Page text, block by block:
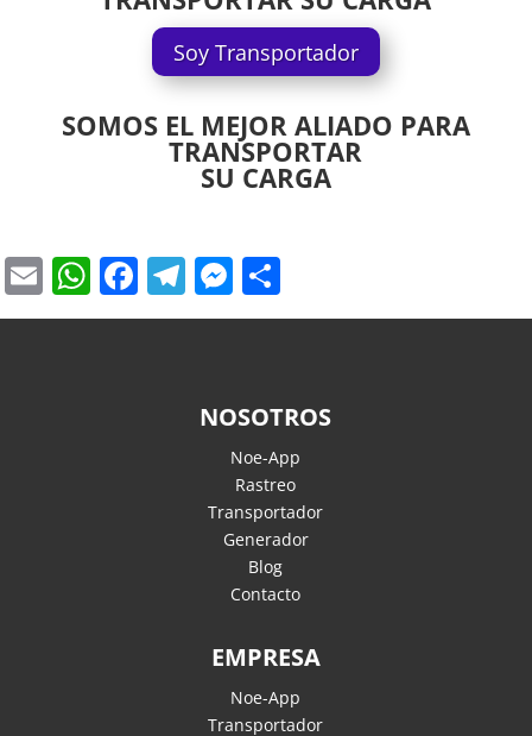
Soy Transportador
SOMOS EL MEJOR ALIADO PARA
TRANSPORTAR
SU CARGA
EmailWhatsApp
Facebook
Telegram
Messenger
NOSOTROS
Noe-App
Rastreo
Transportador
Generador
Blog
Contacto
EMPRESA
Noe-App
Transportador